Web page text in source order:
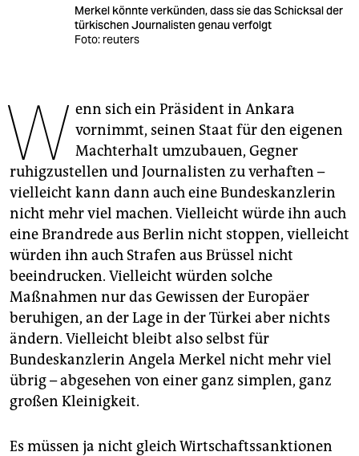
abo
genossenschaft
epaper login
Merkel könnte verkünden, dass sie das Schicksal der
türkischen Journalisten genau verfolgt
Foto: reuters
W enn sich ein Präsident in Ankara
vornimmt, seinen Staat für den eigenen
Machterhalt umzubauen, Gegner
ruhigzustellen und Journalisten zu verhaften –
vielleicht kann dann auch eine Bundeskanzlerin
nicht mehr viel machen. Vielleicht würde ihn auch
eine Brandrede aus Berlin nicht stoppen, vielleicht
würden ihn auch Strafen aus Brüssel nicht
beeindrucken. Vielleicht würden solche
Maßnahmen nur das Gewissen der Europäer
beruhigen, an der Lage in der Türkei aber nichts
ändern. Vielleicht bleibt also selbst für
Bundeskanzlerin Angela Merkel nicht mehr viel
übrig – abgesehen von einer ganz simplen, ganz
großen Kleinigkeit.
Es müssen ja nicht gleich Wirtschaftssanktionen